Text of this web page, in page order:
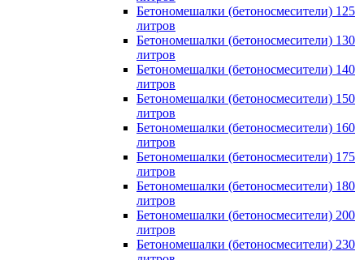
Бетономешалки (бетоносмесители) 125
литров
Бетономешалки (бетоносмесители) 130
литров
Бетономешалки (бетоносмесители) 140
литров
Бетономешалки (бетоносмесители) 150
литров
Бетономешалки (бетоносмесители) 160
литров
Бетономешалки (бетоносмесители) 175
литров
Бетономешалки (бетоносмесители) 180
литров
Бетономешалки (бетоносмесители) 200
литров
Бетономешалки (бетоносмесители) 230